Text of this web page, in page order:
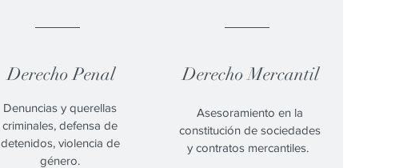
Derecho Penal
Denuncias y querellas
criminales, defensa de
detenidos, violencia de
género.
Derecho Mercantil
Asesoramiento en la
constitución de sociedades
y contratos mercantiles.